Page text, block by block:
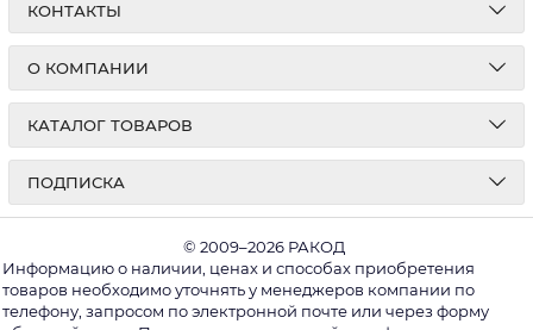
КОНТАКТЫ
О КОМПАНИИ
КАТАЛОГ ТОВАРОВ
ПОДПИСКА
© 2009–2026 РАКОД
Информацию о наличии, ценах и способах приобретения
товаров необходимо уточнять у менеджеров компании по
телефону, запросом по электронной почте или через форму